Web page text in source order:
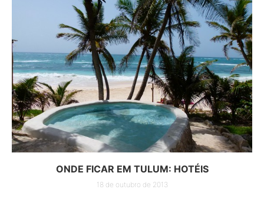
ONDE FICAR EM TULUM: HOTÉIS
18 de outubro de 2013